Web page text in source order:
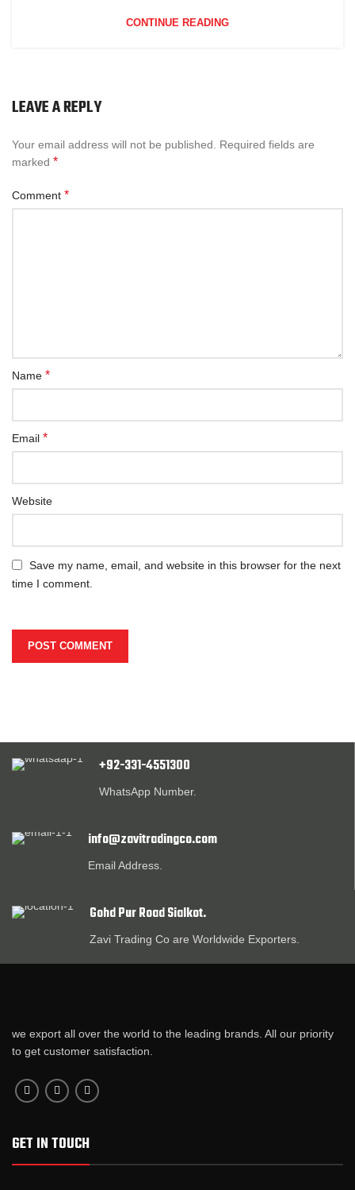
CONTINUE READING
LEAVE A REPLY
Your email address will not be published. Required fields are
marked *
Comment *
Name *
Email *
Website
Save my name, email, and website in this browser for the next
time I comment.
+92-331-4551300
WhatsApp Number.
info@zavitradingco.com
Email Address.
Gohd Pur Road Sialkot.
Zavi Trading Co are Worldwide Exporters.
we export all over the world to the leading brands. All our priority
to get customer satisfaction.
GET IN TOUCH